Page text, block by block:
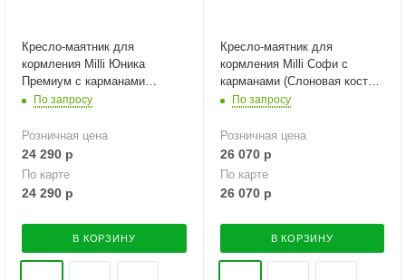
Кресло-маятник для
кормления Milli Юника
Премиум с карманами
(Белый, ткань Бинго 36
По запросу
Розничная цена
24 290 р
По карте
24 290 р
В КОРЗИНУ
Кресло-маятник для
кормления Milli Софи с
карманами (Слоновая кость,
ткань Джоя 022 (серый))
По запросу
Розничная цена
26 070р
По карте
26 070р
В КОРЗИНУ